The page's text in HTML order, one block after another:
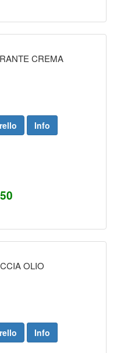
CREMA
Info
OLIO
Info